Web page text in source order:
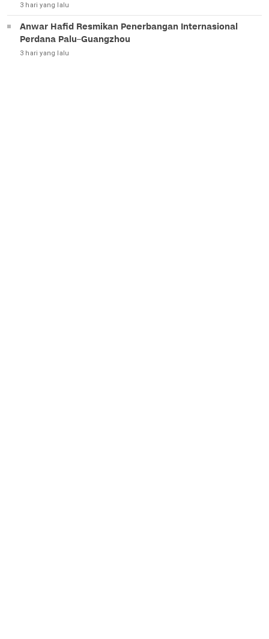
3 hari yang lalu
Anwar Hafid Resmikan Penerbangan Internasional
Perdana Palu–Guangzhou
3 hari yang lalu